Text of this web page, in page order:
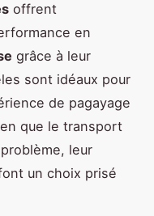
offrent
en
grâce à leur
sont idéaux pour
de pagayage
que le transport
leur
un choix prisé